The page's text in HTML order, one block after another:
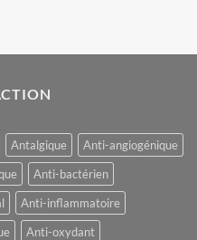
Antalgique
Anti-angiogénique
Anti-bactérien
Anti-inflammatoire
Anti-oxydant